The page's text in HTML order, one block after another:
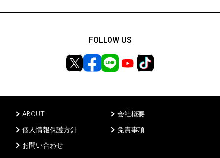
ABOUT
会社概要
個人情報保護方針
免責事項
お問い合わせ
FOLLOW US